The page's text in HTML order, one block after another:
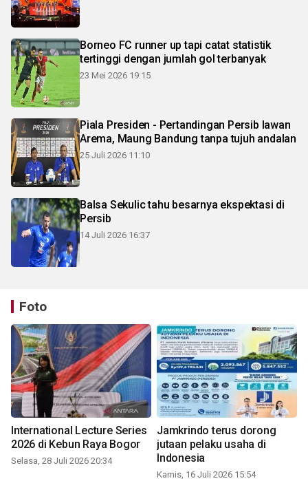
Borneo FC runner up tapi catat statistik
tertinggi dengan jumlah gol terbanyak
23 Mei 2026 19:15
Piala Presiden - Pertandingan Persib lawan
Arema, Maung Bandung tanpa tujuh andalan
25 Juli 2026 11:10
Balsa Sekulic tahu besarnya ekspektasi di
Persib
14 Juli 2026 16:37
Foto
International Lecture Series
2026 di Kebun Raya Bogor
Selasa, 28 Juli 2026 20:34
Jamkrindo terus dorong
jutaan pelaku usaha di
Indonesia
Kamis, 16 Juli 2026 15:54